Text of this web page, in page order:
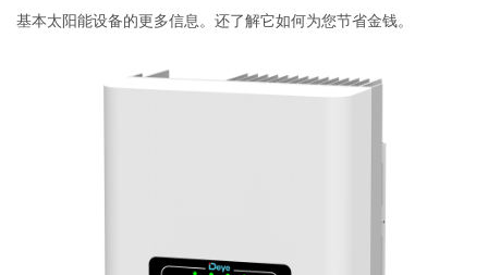
基本太阳能设备的更多信息。还了解它如何为您节省金钱。